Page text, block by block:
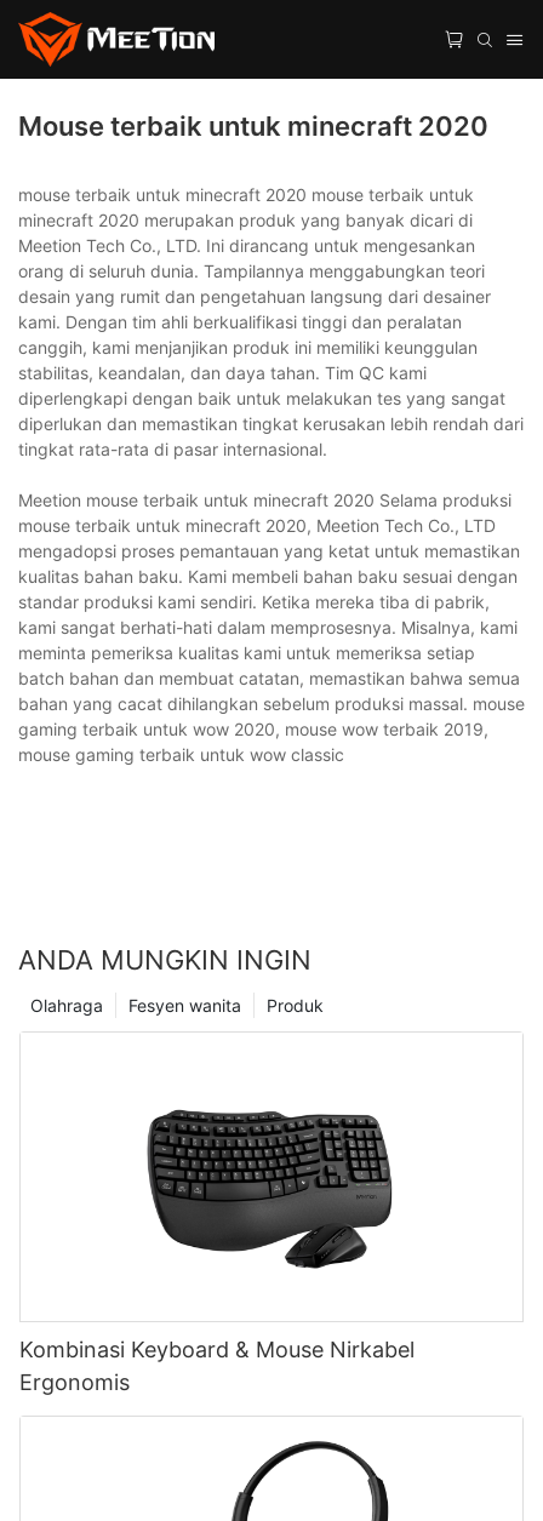
Mouse terbaik untuk minecraft 2020
mouse terbaik untuk minecraft 2020 mouse terbaik untuk
minecraft 2020 merupakan produk yang banyak dicari di
Meetion Tech Co., LTD. Ini dirancang untuk mengesankan
orang di seluruh dunia. Tampilannya menggabungkan teori
desain yang rumit dan pengetahuan langsung dari desainer
kami. Dengan tim ahli berkualifikasi tinggi dan peralatan
canggih, kami menjanjikan produk ini memiliki keunggulan
stabilitas, keandalan, dan daya tahan. Tim QC kami
diperlengkapi dengan baik untuk melakukan tes yang sangat
diperlukan dan memastikan tingkat kerusakan lebih rendah dari
tingkat rata-rata di pasar internasional.
Meetion mouse terbaik untuk minecraft 2020 Selama produksi
mouse terbaik untuk minecraft 2020, Meetion Tech Co., LTD
mengadopsi proses pemantauan yang ketat untuk memastikan
kualitas bahan baku. Kami membeli bahan baku sesuai dengan
standar produksi kami sendiri. Ketika mereka tiba di pabrik,
kami sangat berhati-hati dalam memprosesnya. Misalnya, kami
meminta pemeriksa kualitas kami untuk memeriksa setiap
batch bahan dan membuat catatan, memastikan bahwa semua
bahan yang cacat dihilangkan sebelum produksi massal. mouse
gaming terbaik untuk wow 2020, mouse wow terbaik 2019,
mouse gaming terbaik untuk wow classic
ANDA MUNGKIN INGIN
Produk
Fesyen wanita
Olahraga
Kombinasi Keyboard & Mouse Nirkabel
Ergonomis